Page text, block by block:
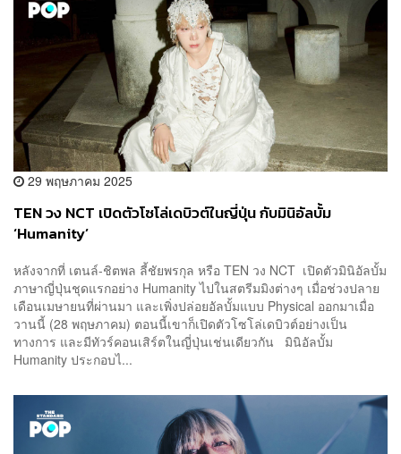
29 พฤษภาคม 2025
TEN วง NCT เปิดตัวโซโล่เดบิวต์ในญี่ปุ่น กับมินิอัลบั้ม
‘Humanity’
หลังจากที่ เตนล์-ชิตพล ลี้ชัยพรกุล หรือ TEN วง NCT เปิดตัวมินิอัลบั้ม
ภาษาญี่ปุ่นชุดแรกอย่าง Humanity ไปในสตรีมมิงต่างๆ เมื่อช่วงปลาย
เดือนเมษายนที่ผ่านมา และเพิ่งปล่อยอัลบั้มแบบ Physical ออกมาเมื่อ
วานนี้ (28 พฤษภาคม) ตอนนี้เขาก็เปิดตัวโซโล่เดบิวต์อย่างเป็น
ทางการ และมีทัวร์คอนเสิร์ตในญี่ปุ่นเช่นเดียวกัน มินิอัลบั้ม
Humanity ประกอบไ...